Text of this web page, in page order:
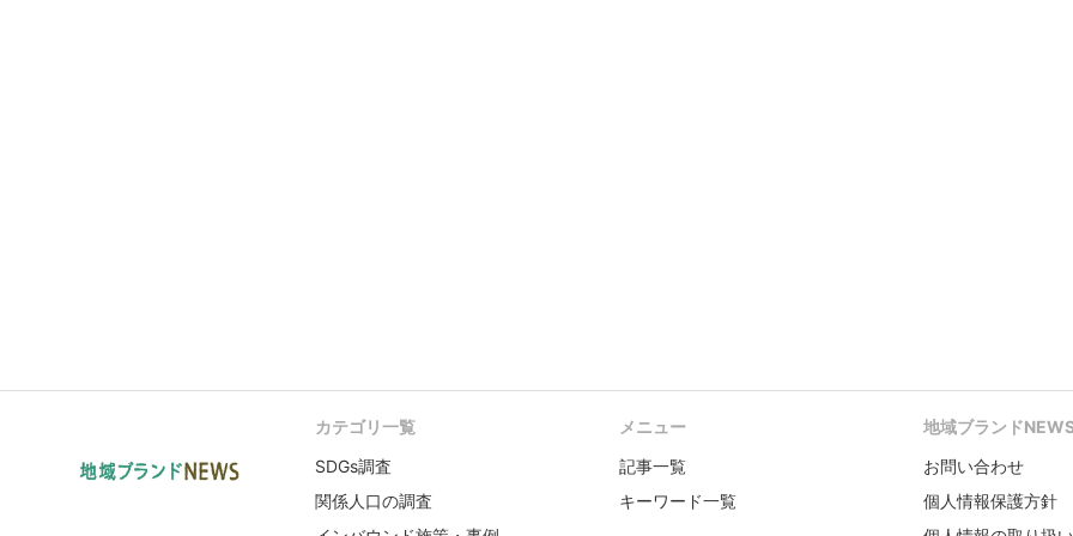
カテゴリ一覧
SDGs調査
関係人口の調査
メニュー
記事一覧
キーワード一覧
地域ブランド
お問い合わせ
個人情報保護方針